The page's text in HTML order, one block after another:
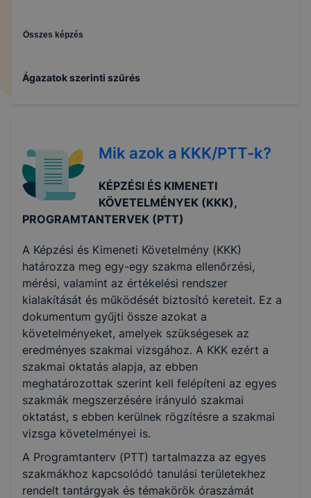
Összes képzés
Ágazatok szerinti szűrés
Fa- és bútoripar
Gépészet
Kereskedelem
Gazdálkodás és menedzsment
Turizmus-vendéglátás
Szociális
Elektronika és elektrotechnika
Mik azok a KKK/PTT-k?
KÉPZÉSI ÉS KIMENETI
KÖVETELMÉNYEK (KKK),
PROGRAMTANTERVEK (PTT)
A Képzési és Kimeneti Követelmény (KKK)
határozza meg egy-egy szakma ellenőrzési,
mérési, valamint az értékelési rendszer
kialakítását és működését biztosító kereteit. Ez a
dokumentum gyűjti össze azokat a
követelményeket, amelyek szükségesek az
eredményes szakmai vizsgához. A KKK ezért a
szakmai oktatás alapja, az ebben
meghatározottak szerint kell felépíteni az egyes
szakmák megszerzésére irányuló szakmai
oktatást, s ebben kerülnek rögzítésre a szakmai
vizsga követelményei is.
A Programtanterv (PTT) tartalmazza az egyes
szakmákhoz kapcsolódó tanulási területekhez
rendelt tantárgyak és témakörök óraszámát